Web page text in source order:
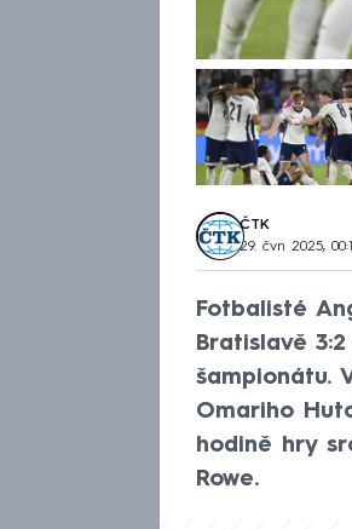
ČTK
29. čvn 2025,
Fotbalisté
Bratislavě
šampionátu.
Omariho
hodině hry
Rowe.